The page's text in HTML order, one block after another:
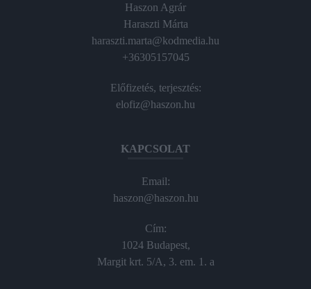
Haszon Agrár
Haraszti Márta
haraszti.marta@kodmedia.hu
+36305157045
Előfizetés, terjesztés:
elofiz@haszon.hu
KAPCSOLAT
Email:
haszon@haszon.hu
Cím:
1024 Budapest,
Margit krt. 5/A, 3. em. 1. a